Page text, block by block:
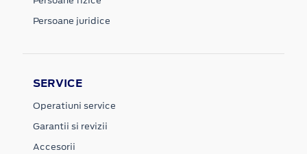
Persoane juridice
SERVICE
Operatiuni service
Garantii si revizii
Accesorii